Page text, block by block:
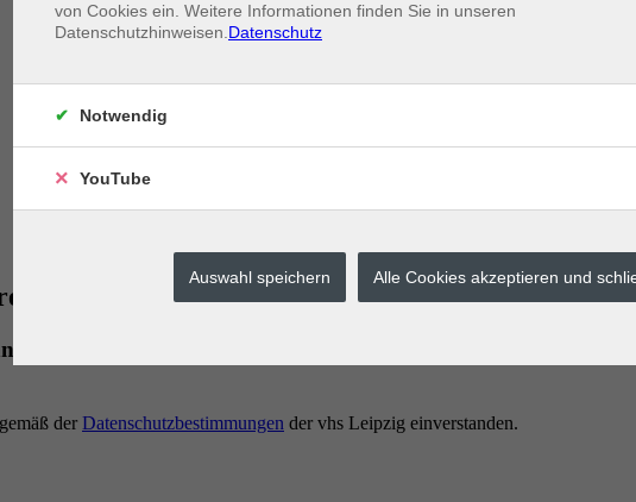
Als erstes buchen.
der Datenschutzbestimmungen der vhs Leipzig einverstanden.
von Cookies ein. Weitere Informationen finden Sie in unseren
Datenschutzhinweisen. Datenschutz
Notwendig
YouTube
Auswahl speichern Alle Cookies akzeptieren und